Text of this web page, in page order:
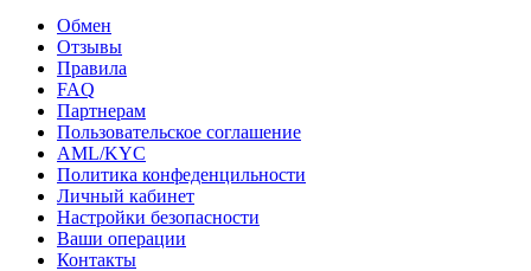
Обмен
Отзывы
Правила
FAQ
Партнерам
Пользовательское соглашение
AML/KYC
Политика конфеденцильности
Личный кабинет
Настройки безопасности
Ваши операции
Контакты